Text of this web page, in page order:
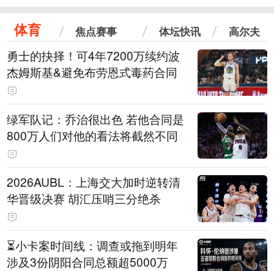
体育 焦点赛事 体坛快讯 高尔夫
勇士的抉择！可4年7200万续约波
杰姆斯基&避免布劳恩式毒药合同
绿军队记：乔治很出色 若他合同是
800万人们对他的看法将截然不同
2026AUBL：上海交大加时逆转清
华晋级决赛 胡汇压哨三分绝杀
⏳️小卡案时间线：调查或拖到明年
涉及3份阴阳合同总额超5000万